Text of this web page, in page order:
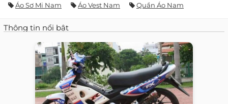
Áo Sơ Mi Nam Áo Vest Nam Quần Áo Nam
Thông tin nổi bật